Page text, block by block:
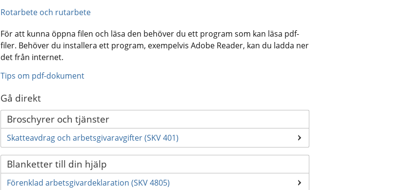
Rotarbete och rutarbete
För att kunna öppna filen och läsa den behöver du ett program som kan läsa pdf-
filer. Behöver du installera ett program, exempelvis Adobe Reader, kan du ladda ner
det från internet.
Tips om pdf-dokument
Gå direkt
Broschyrer och tjänster
Skatteavdrag och arbetsgivaravgifter (SKV 401)
Blanketter till din hjälp
Förenklad arbetsgivardeklaration (SKV 4805)